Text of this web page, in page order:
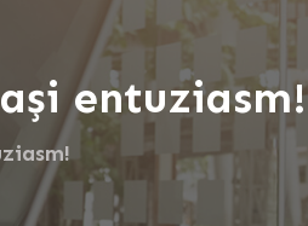
entuziasm!